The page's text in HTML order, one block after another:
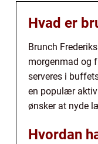
Hvad er
Brunch
morgenmad og
serveres i
en populær
ønsker at nyde
Hvordan